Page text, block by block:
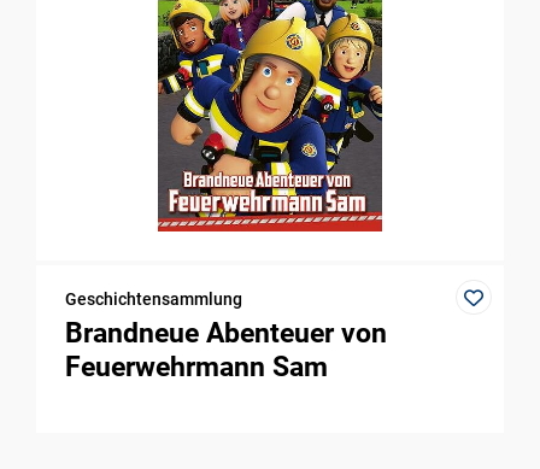
Geschichtensammlung
Brandneue Abenteuer von
Feuerwehrmann Sam